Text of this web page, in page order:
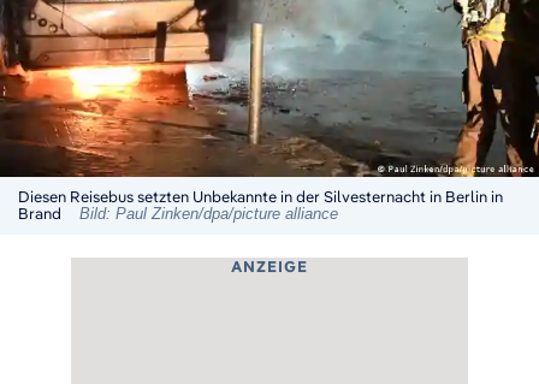
Diesen Reisebus setzten Unbekannte in der Silvesternacht in Berlin in
Brand
Bild: Paul Zinken/dpa/picture alliance
ANZEIGE